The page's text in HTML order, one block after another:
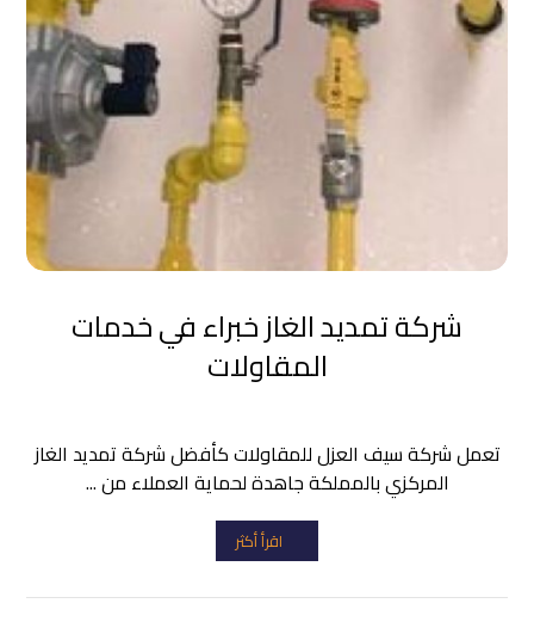
شركة تمديد الغاز خبراء في خدمات
المقاولات
تعمل شركة سيف العزل للمقاولات كأفضل شركة تمديد الغاز
المركزي بالمملكة جاهدة لحماية العملاء من ...
اقرأ أكثر